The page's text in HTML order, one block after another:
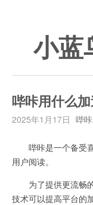
小蓝
哔咔用什么
2025年1月17日 哔
哔咔是一个备受喜
用户阅读。
为了提供更流畅的
技术可以提高平台的